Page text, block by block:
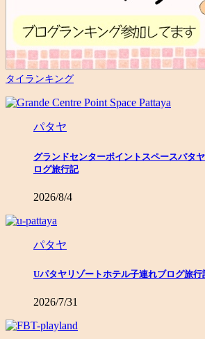
タイランキング
パタヤ
グランドセンターポイントスペースパタ
ログ旅行記
2026/8/4
パタヤ
Uパタヤリゾートホテル子連れブログ旅
2026/7/31